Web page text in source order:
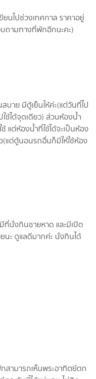
นไปช่วงเทศกาล ราคาอยู่
ถามทางที่พักอีกนะคะ)
บาย มีตู้เย็นให้ค่ะ(แต่วันที่ไป
ใช้ได้จุดเดียว) ส่วนห้องนํ้า
แต่ห้องนํ้าที่ใช้ได้จะเป็นห้อง
แต่ตู้นอนรถอื่นก็มีให้ใช้ห้อง
นั่งกินชายหาด และมีเปิด
นะ ดูแลดีมากค่ะ นั่งกินได้
สามารถเห็นพระอาทิตย์ตก